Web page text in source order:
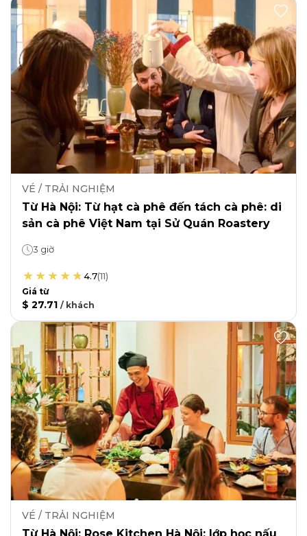
VÉ / TRẢI NGHIỆM
Từ Hà Nội: Từ hạt cà phê đến tách cà phê: di
sản cà phê Việt Nam tại Sử Quán Roastery
3 giờ
4.7(11)
Giá từ
$ 27.71 / khách
VÉ / TRẢI NGHIỆM